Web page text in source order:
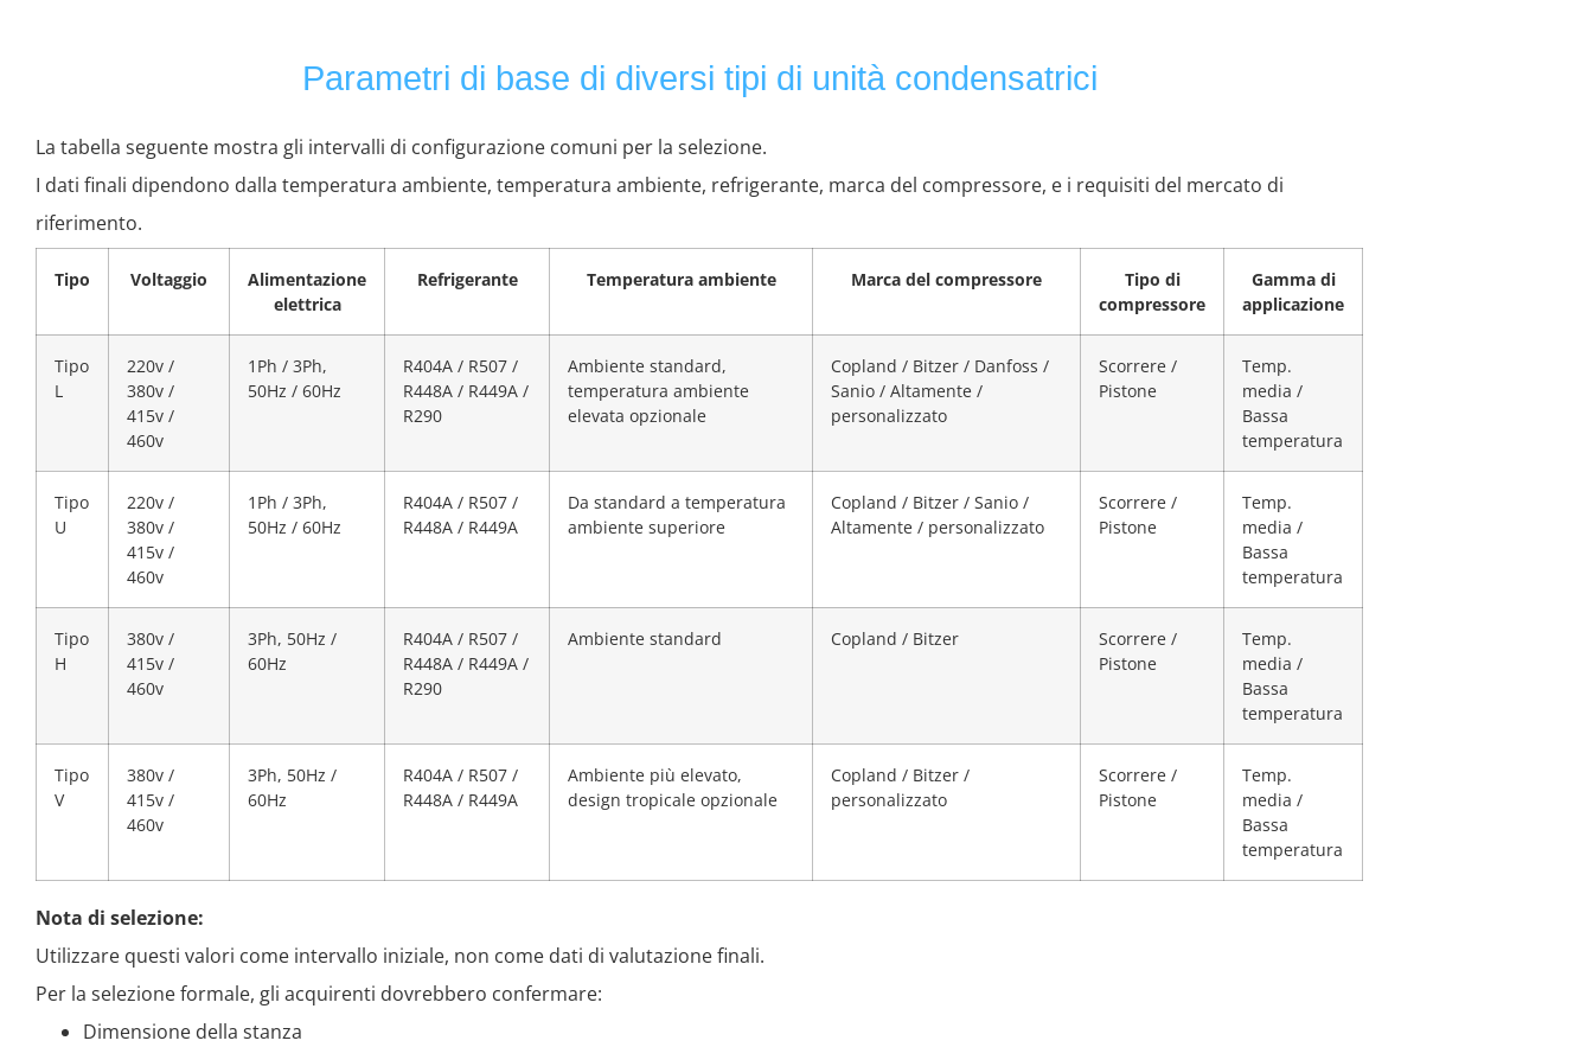
Parametri di base di diversi tipi di unità condensatrici
La tabella seguente mostra gli intervalli di configurazione comuni per la selezione.
I dati finali dipendono dalla temperatura ambiente, temperatura ambiente, refrigerante, marca del compressore, e i requisiti del mercato di
riferimento.
Tipo Voltaggio
Alimentazione
elettrica
Refrigerante Temperatura ambiente Marca del compressore
Tipo di
compressore
Gamma di
applicazione
Tipo
L
220v /
380v /
415v /
460v
1Ph / 3Ph,
50Hz / 60Hz
R404A / R507 /
R448A / R449A /
R290
Ambiente standard,
temperatura ambiente
elevata opzionale
Copland / Bitzer / Danfoss /
Sanio / Altamente /
personalizzato
Scorrere /
Pistone
Temp.
media /
Bassa
temperatura
Tipo
U
220v /
380v /
415v /
460v
1Ph / 3Ph,
50Hz / 60Hz
R404A / R507 /
R448A / R449A
Da standard a temperatura
ambiente superiore
Copland / Bitzer / Sanio /
Altamente / personalizzato
Scorrere /
Pistone
Temp.
media /
Bassa
temperatura
Tipo
H
380v /
415v /
460v
3Ph, 50Hz /
60Hz
R404A / R507 /
R448A / R449A /
R290
Ambiente standard Copland / Bitzer
Scorrere /
Pistone
Temp.
media /
Bassa
temperatura
Tipo
V
380v /
415v /
460v
3Ph, 50Hz /
60Hz
R404A / R507 /
R448A / R449A
Ambiente più elevato,
design tropicale opzionale
Copland / Bitzer /
personalizzato
Scorrere /
Pistone
Temp.
media /
Bassa
temperatura
Nota di selezione:
Utilizzare questi valori come intervallo iniziale, non come dati di valutazione finali.
Per la selezione formale, gli acquirenti dovrebbero confermare:
Dimensione della stanza